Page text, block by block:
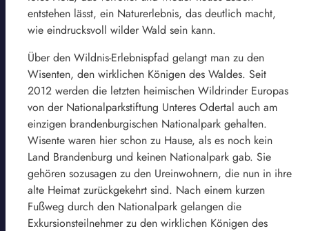
entstehen lässt, ein Naturerlebnis, das deutlich macht,
wie eindrucksvoll wilder Wald sein kann.
Über den Wildnis-Erlebnispfad gelangt man zu den
Wisenten, den wirklichen Königen des Waldes. Seit
2012 werden die letzten heimischen Wildrinder Europas
von der Nationalparkstiftung Unteres Odertal auch am
einzigen brandenburgischen Nationalpark gehalten.
Wisente waren hier schon zu Hause, als es noch kein
Land Brandenburg und keinen Nationalpark gab. Sie
gehören sozusagen zu den Ureinwohnern, die nun in ihre
alte Heimat zurückgekehrt sind. Nach einem kurzen
Fußweg durch den Nationalpark gelangen die
Exkursionsteilnehmer zu den wirklichen Königen des